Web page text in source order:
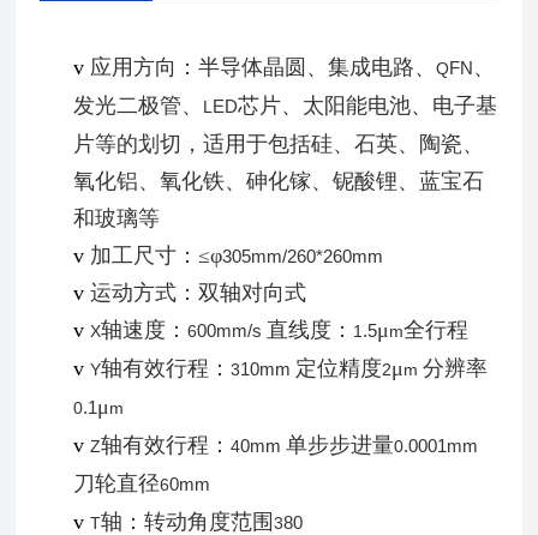
v 应用方向：半导体晶圆、集成电路、QFN、
发光二极管、
L ED芯片、太阳能电池、电子基
片等的划切，适用于包括硅、石英、陶瓷、
氧化铝、氧化铁、砷化镓、铌酸锂、蓝宝石
和玻璃等
v 加工尺寸：≤φ305mm/260*260mm
v运动方式：双轴对向式
vX轴速度：600mm/s 直线度： 1 .5μm全行程
vY轴有效行程：310mm 定位精度2μm 分辨率
0.1μm
vZ轴有效行程：40mm 单步步进量0.0001mm
刀轮直径60mm
vT轴：转动角度范围380